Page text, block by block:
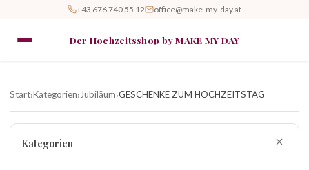
+43 676 740 55 12 office@make-my-day.at
Der Hochzeitsshop by MAKE MY DAY
Start›Kategorien› Jubiläum›GESCHENKE ZUM HOCHZEITSTAG
Kategorien